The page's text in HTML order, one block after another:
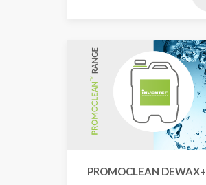
PROMOCLEAN DEWAX+